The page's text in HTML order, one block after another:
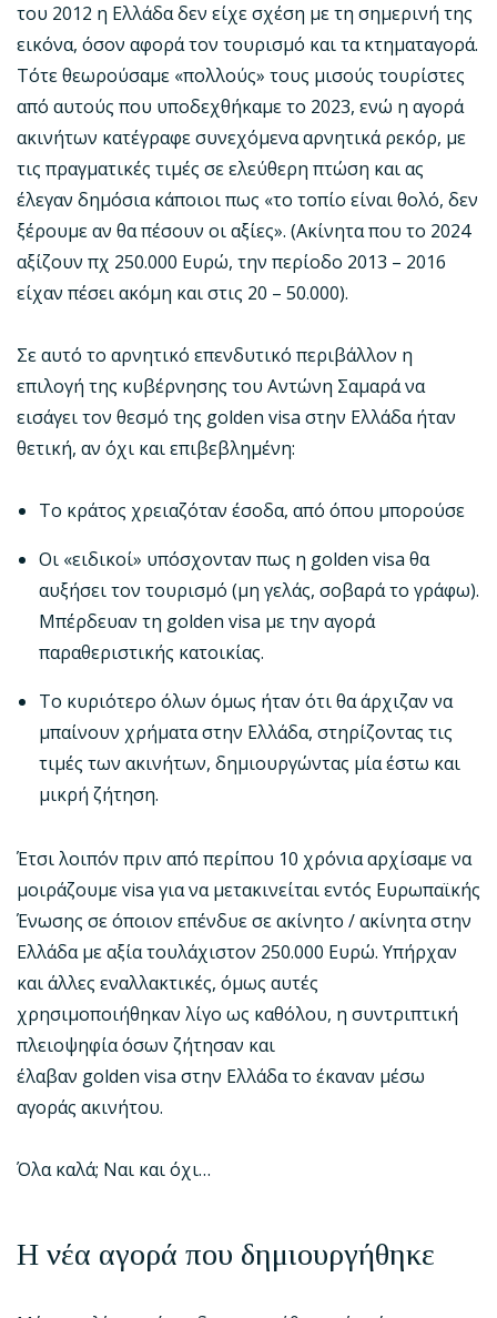
του 2012 η Ελλάδα δεν είχε σχέση με τη σημερινή της
εικόνα, όσον αφορά τον τουρισμό και τα κτηματαγορά.
Τότε θεωρούσαμε «πολλούς» τους μισούς τουρίστες
από αυτούς που υποδεχθήκαμε το 2023, ενώ η αγορά
ακινήτων κατέγραφε συνεχόμενα αρνητικά ρεκόρ, με
τις πραγματικές τιμές σε ελεύθερη πτώση και ας
έλεγαν δημόσια κάποιοι πως «το τοπίο είναι θολό, δεν
ξέρουμε αν θα πέσουν οι αξίες». (Ακίνητα που το 2024
αξίζουν πχ 250.000 Ευρώ, την περίοδο 2013 – 2016
είχαν πέσει ακόμη και στις 20 – 50.000).
Σε αυτό το αρνητικό επενδυτικό περιβάλλον η
επιλογή της κυβέρνησης του Αντώνη Σαμαρά να
εισάγει τον θεσμό της golden visa στην Ελλάδα ήταν
θετική, αν όχι και επιβεβλημένη:
Το κράτος χρειαζόταν έσοδα, από όπου μπορούσε
Οι «ειδικοί» υπόσχονταν πως η golden visa θα
αυξήσει τον τουρισμό (μη γελάς, σοβαρά το γράφω).
Μπέρδευαν τη golden visa με την αγορά
παραθεριστικής κατοικίας.
Το κυριότερο όλων όμως ήταν ότι θα άρχιζαν να
μπαίνουν χρήματα στην Ελλάδα, στηρίζοντας τις
τιμές των ακινήτων, δημιουργώντας μία έστω και
μικρή ζήτηση.
Έτσι λοιπόν πριν από περίπου 10 χρόνια αρχίσαμε να
μοιράζουμε visa για να μετακινείται εντός Ευρωπαϊκής
Ένωσης σε όποιον επένδυε σε ακίνητο / ακίνητα στην
Ελλάδα με αξία τουλάχιστον 250.000 Ευρώ. Υπήρχαν
και άλλες εναλλακτικές, όμως αυτές
χρησιμοποιήθηκαν λίγο ως καθόλου, η συντριπτική
πλειοψηφία όσων ζήτησαν και
έλαβαν golden visa στην Ελλάδα το έκαναν μέσω
αγοράς ακινήτου.
Όλα καλά; Ναι και όχι…
Η νέα αγορά που δημιουργήθηκε